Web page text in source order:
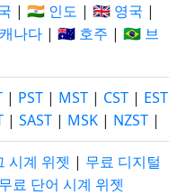
| 🇮🇳 인도 | 🇬🇧 영국 |
나다 | 🇦🇺 호주 | 🇧🇷 브
| PST | MST | CST | EST
| SAST | MSK | NZST |
시계 위젯 | 무료 디지털
무료 단어 시계 위젯